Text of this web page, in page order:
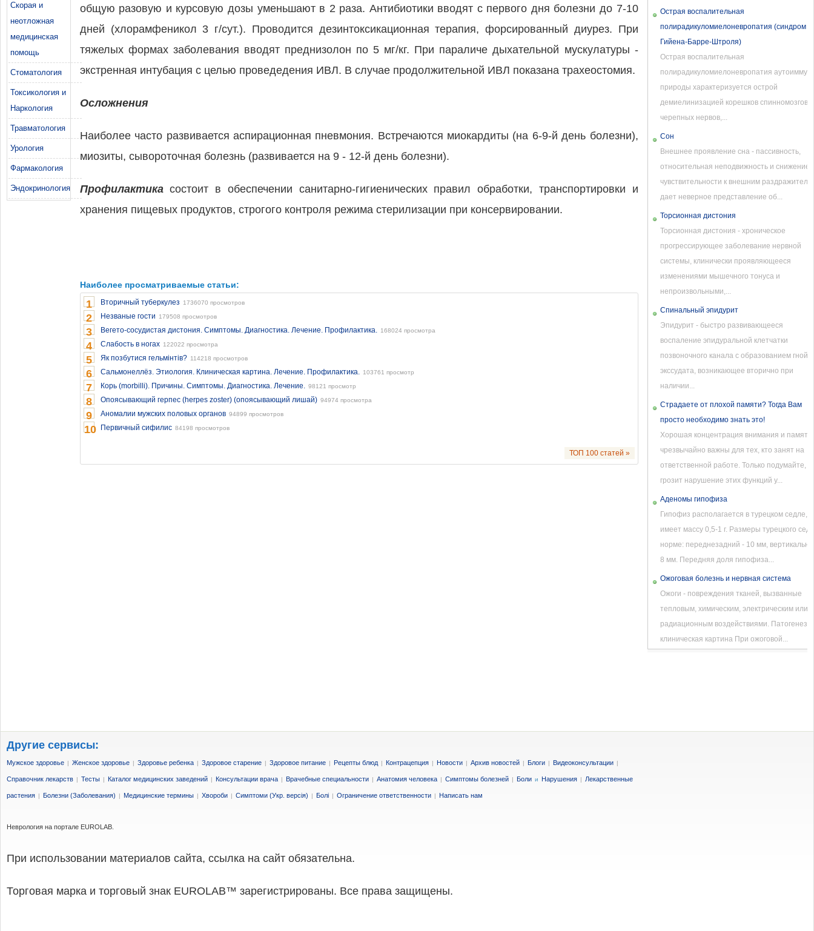
Скорая и
неотложная
медицинская
помощь
Стоматология
Токсикология и
Наркология
Травматология
Урология
Фармакология
Эндокринология
общую разовую и курсовую дозы уменьшают в 2 раза. Антибиотики вводят с первого дня болезни до 7-10
дней (хлорамфеникол 3 г/сут.). Проводится дезинтоксикационная терапия, форсированный диурез. При
тяжелых формах заболевания вводят преднизолон по 5 мг/кг. При параличе дыхательной мускулатуры -
экстренная интубация с целью проведедения ИВЛ. В случае продолжительной ИВЛ показана трахеостомия.
Осложнения
Наиболее часто развивается аспирационная пневмония. Встречаются миокардиты (на 6-9-й день болезни),
миозиты, сывороточная болезнь (развивается на 9 - 12-й день болезни).
Профилактикасостоит в обеспечении санитарно-гигиенических правил обработки, транспортировки и
хранения пищевых продуктов, строгого контроля режима стерилизации при консервировании.
Наиболее просматриваемые статьи:
1 Вторичный туберкулез 1736070 просмотров
2 Незваные гости 179508 просмотров
3 Вегето-сосудистая дистония. Симптомы. Диагностика. Лечение. Профилактика. 168024 просмотра
4 Слабость в ногах 122022 просмотра
5 Як позбутися гельмінтів? 114218 просмотров
6 Сальмонеллёз. Этиология. Клиническая картина. Лечение. Профилактика. 103761 просмотр
7 Корь (morbilli). Причины. Симптомы. Диагностика. Лечение. 98121 просмотр
8 Опоясывающий герпес (herpes zoster) (опоясывающий лишай) 94974 просмотра
9 Аномалии мужских половых органов 94899 просмотров
10 Первичный сифилис 84198 просмотров
ТОП 100 статей »
Острая воспалительная
полирадикуломиелоневропатия (синдром
Гийена-Барре-Штроля)
Острая воспалительная
полирадикуломиелоневропатия
природы характеризуется острой
демиелинизацией корешков
черепных нервов,...
Сон
Внешнее проявление сна - пассивность,
относительная неподвижность и снижение
чувствительности к внешним
дает неверное представление об...
Торсионная дистония
Торсионная дистония - хроническое
прогрессирующее заболевание нервной
системы, клинически проявляющееся
изменениями мышечного тонуса и
непроизвольными,...
Спинальный эпидурит
Эпидурит - быстро развивающееся
воспаление эпидуральной клетчатки
позвоночного канала с образованием
экссудата, возникающее вторично при
наличии...
Страдаете от плохой памяти? Тогда Вам
просто необходимо знать это!
Хорошая концентрация внимания и память
чрезвычайно важны для тех, кто занят на
ответственной работе. Только подумайте,
грозит нарушение этих функций у...
Аденомы гипофиза
Гипофиз располагается в турецком седле,
имеет массу 0,5-1 г. Размеры турецкого
норме: переднезадний - 10 мм,
8 мм. Передняя доля гипофиза...
Ожоговая болезнь и нервная система
Ожоги - повреждения тканей, вызванные
тепловым, химическим, электрическим или
радиационным воздействиями. Патогенез и
клиническая картина При ожоговой...
Другие сервисы:
Мужское здоровье | Женское здоровье | Здоровье ребенка | Здоровое старение | Здоровое питание | Рецепты блюд | Контрацепция | Новости | Архив новостей | Блоги | Видеоконсультации |
Справочник лекарств | Тесты | Каталог медицинских заведений | Консультации врача | Врачебные специальности | Анатомия человека | Симптомы болезней | Боли и Нарушения | Лекарственные
растения | Болезни (Заболевания) | Медицинские термины | Хвороби | Симптоми (Укр. версія) | Болі | Ограничение ответственности | Написать нам
Неврология на портале EUROLAB.
При использовании материалов сайта, ссылка на сайт обязательна.
Торговая марка и торговый знак EUROLAB™ зарегистрированы. Все права защищены.